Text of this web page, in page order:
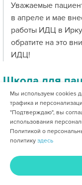
Уважаемые
в апреле и мае
работы ИДЦ в
обратите на это
ИДЦ!
Школа для
17 апреля 2025 Отдел по
Главная
Мы используем cookies
трафика и
"Подтверждаю", вы
использования
Политикой о
политику здесь